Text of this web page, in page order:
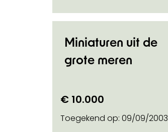
Miniaturen uit de
grote meren
€ 10.000
Toegekend op: 09/09/2003